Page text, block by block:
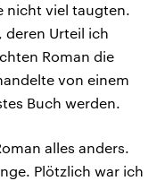
nicht viel taugten.
deren Urteil ich
Roman die
von einem
Buch werden.
alles anders.
Plötzlich war ich